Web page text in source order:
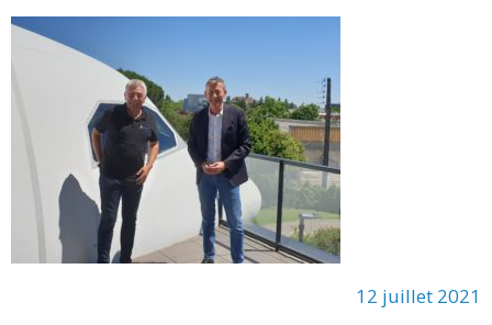
12 juillet 2021